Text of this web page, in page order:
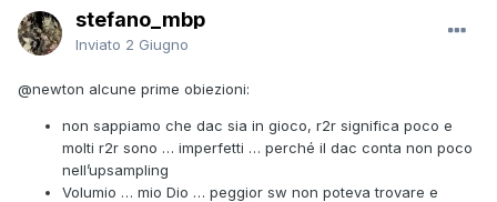
stefano_mbp
Inviato 2 Giugno
@newton alcune prime obiezioni:
non sappiamo che dac sia in gioco, r2r significa poco e
molti r2r sono … imperfetti … perché il dac conta non poco
nell’upsampling
Volumio … mio Dio … peggior sw non poteva trovare e